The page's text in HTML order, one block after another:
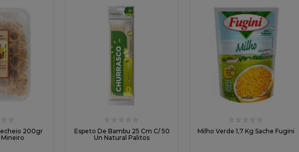
☆ ☆
200gr
☆ ☆ ☆ ☆ ☆
Espeto De Bambu 25 Cm C/ 50
Un Natural Palitos
☆ ☆ ☆ ☆ ☆
Milho Verde 1,7 Kg Sache Fugini